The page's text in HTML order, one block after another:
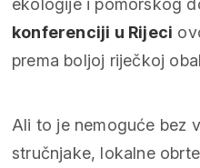
konferenciji u Rijeci
prema boljoj riječkoj
Ali to je nemoguće bez
stručnjake, lokalne